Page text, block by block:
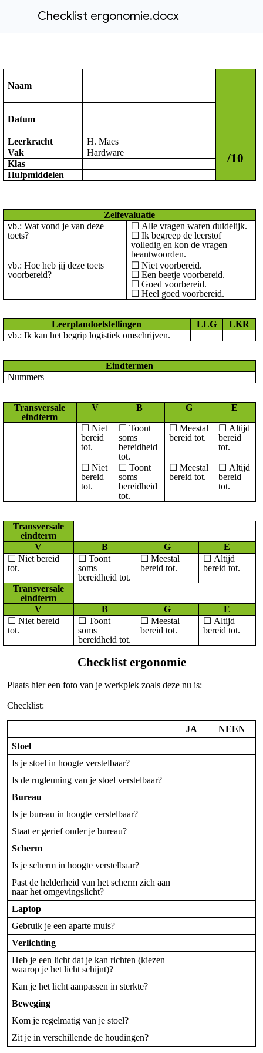
Checklist ergonomie.docx
Naam
Datum
Leerkracht H. Maes
/10
Vak
Hardware
Klas
Hulpmiddelen
Zelfevaluatie
vb.: Wat vond je van deze
toets?
☐ Alle vragen waren duidelijk.
☐ Ik begreep de leerstof
volledig en kon de vragen
beantwoorden.
vb.: Hoe heb jij deze toets
voorbereid?
☐ Niet voorbereid.
☐ Een beetje voorbereid.
☐ Goed voorbereid.
☐ Heel goed voorbereid.
Leerplandoelstellingen LLG
LKR
vb.: Ik kan het begrip logistiek omschrijven.
Eindtermen
Nummers
Transversale
eindterm
V B G E
☐ Niet
bereid
tot.
☐ Toont
soms
bereidheid
tot.
☐ Meestal
bereid tot.
☐ Altijd
bereid
tot.
☐ Niet
bereid
tot.
☐ Toont
soms
bereidheid
tot.
☐ Meestal
bereid tot.
☐ Altijd
bereid
tot.
Transversale
eindterm
V
B G
E
☐ Niet bereid
tot.
☐ Toont
soms
bereidheid tot.
☐ Meestal
bereid tot.
☐ Altijd
bereid tot.
Transversale
eindterm
V
B G
E
☐ Niet bereid
tot.
☐ Toont
soms
bereidheid tot.
☐ Meestal
bereid tot.
☐ Altijd
bereid tot.
Checklist ergonomie
Plaats hier een foto van je werkplek zoals deze nu is:
Checklist:
JA
NEEN
Stoel
Is je stoel in hoogte verstelbaar?
Is de rugleuning van je stoel verstelbaar?
Bureau
Is je bureau in hoogte verstelbaar?
Staat er gerief onder je bureau?
Scherm
Is je scherm in hoogte verstelbaar?
Past de helderheid van het scherm zich aan
naar het omgevingslicht?
Laptop
Gebruik je een aparte muis?
Verlichting
Heb je een licht dat je kan richten (kiezen
waarop je het licht schijnt)?
Kan je het licht aanpassen in sterkte?
Beweging
Kom je regelmatig van je stoel?
Zit je in verschillende de houdingen?